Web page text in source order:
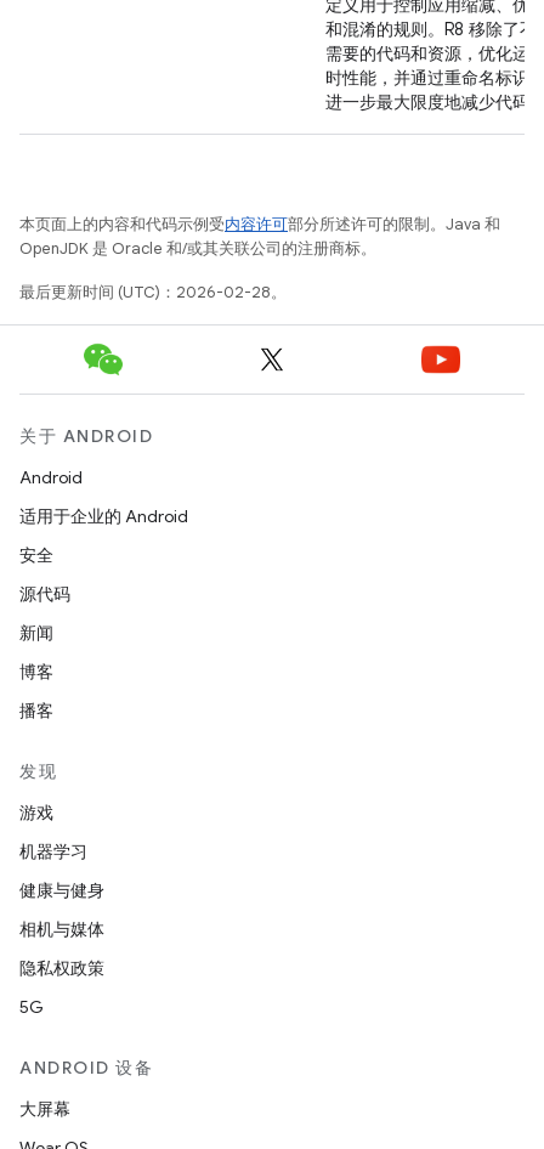
定义用于控制应用缩减、优
和混淆的规则。R8 移除了不
需要的代码和资源，优化运
时性能，并通过重命名标识
进一步最大限度地减少代码
本页面上的内容和代码示例受内容许可部分所述许可的限制。Java 和
OpenJDK 是 Oracle 和/或其关联公司的注册商标。
最后更新时间 (UTC)：2026-02-28。
关于 ANDROID
Android
适用于企业的 Android
安全
源代码
新闻
博客
播客
发现
游戏
机器学习
健康与健身
相机与媒体
隐私权政策
5G
ANDROID 设备
大屏幕